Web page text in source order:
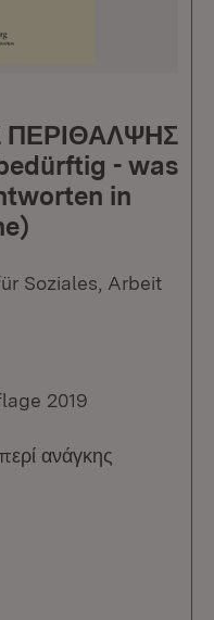
- was
in
Soziales, Arbeit
2019
ανάγκης